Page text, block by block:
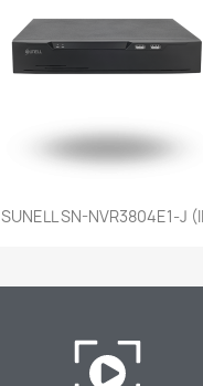
SUNELL SN-NVR3804E1-J